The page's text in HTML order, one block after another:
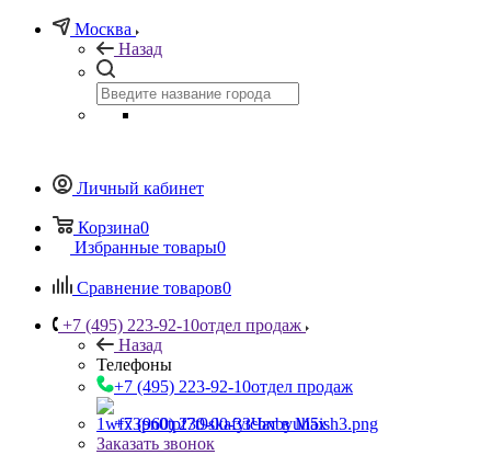
Москва
Назад
Личный кабинет
Корзина0
Избранные товары0
Сравнение товаров0
+7 (495) 223-92-10отдел продаж
Назад
Телефоны
+7 (495) 223-92-10отдел продаж
+7 (960) 230-00-33Чат в Max
Заказать звонок